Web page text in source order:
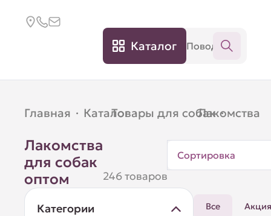
Каталог
Главная · Каталог ·
Товары для собак ·
Лакомства
Лакомства
для собак
оптом
246 товаров
Сортировка
Категории Все